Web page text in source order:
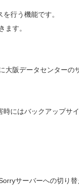
行う機能です。
ます。
大阪データセンターの
にはバックアップサ
サーバーへの切り替